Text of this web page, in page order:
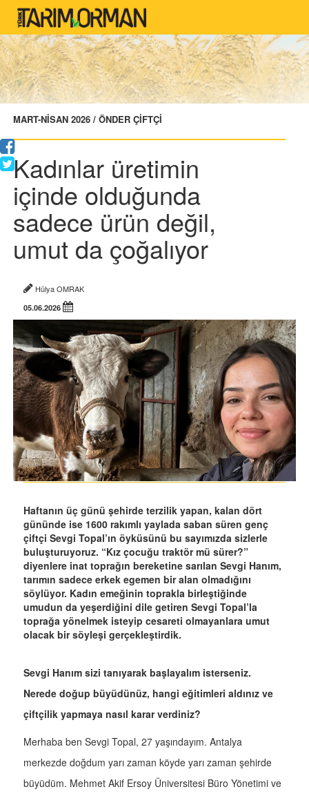
MART-NİSAN 2026 / ÖNDER ÇİFTÇİ
Kadınlar üretimin
içinde olduğunda
sadece ürün değil,
umut da çoğalıyor
Hülya OMRAK
05.06.2026
Haftanın üç günü şehirde terzilik yapan, kalan dört
gününde ise 1600 rakımlı yaylada saban süren genç
çiftçi Sevgi Topal’ın öyküsünü bu sayımızda sizlerle
buluşturuyoruz. “Kız çocuğu traktör mü sürer?”
diyenlere inat toprağın bereketine sarılan Sevgi Hanım,
tarımın sadece erkek egemen bir alan olmadığını
söylüyor. Kadın emeğinin toprakla birleştiğinde
umudun da yeşerdiğini dile getiren Sevgi Topal’la
toprağa yönelmek isteyip cesareti olmayanlara umut
olacak bir söyleşi gerçekleştirdik.
Sevgi Hanım sizi tanıyarak başlayalım isterseniz.
Nerede doğup büyüdünüz, hangi eğitimleri aldınız ve
çiftçilik yapmaya nasıl karar verdiniz?
Merhaba ben Sevgi Topal, 27 yaşındayım. Antalya
merkezde doğdum yarı zaman köyde yarı zaman şehirde
büyüdüm. Mehmet Akif Ersoy Üniversitesi Büro Yönetimi ve